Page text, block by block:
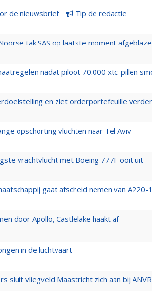
de nieuwsbrief Tip de redactie
tak SAS op laatste moment
nadat piloot 70.000 xtc-pillen
en ziet orderportefeuille
opschorting vluchten naar Tel Aviv
vrachtvlucht met Boeing 777F ooit uit
gaat afscheid nemen van
door Apollo, Castlelake haakt af
in de luchtvaart
sluit vliegveld Maastricht zich aan bij ANVR